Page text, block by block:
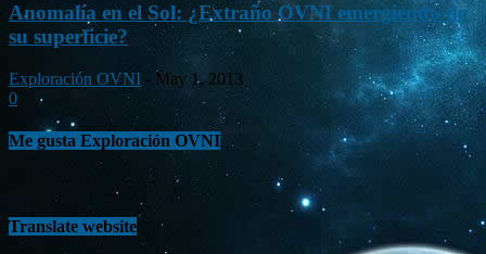
Anomalía en el Sol: ¿Extraño OVNI emergiendo de
su superficie?
Exploración OVNI - May 1, 2013
0
Me gusta Exploración OVNI
Translate website